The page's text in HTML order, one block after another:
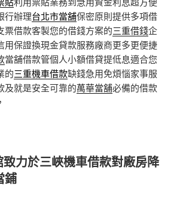
行辦理台北市當舖保密原則提供多項借
票借款客製您的借錢方案的三重借錢企
用保證換現金貸款服務廠商更多更便捷
當舖借款管個人小額借貸提低息適合您
的三重機車借款缺錢急用免煩惱家事服
及就是安全可靠的萬華當舖必備的借款
力於三峽機車借款對廠房降
鋪